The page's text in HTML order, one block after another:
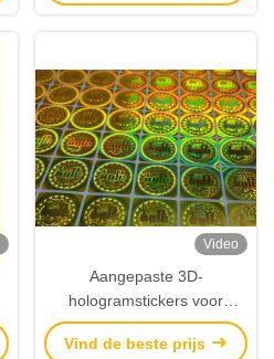
Video
Aangepaste 3D-
hologramstickers voor
beveiliging online, niet-
herbruikbare
Vind de beste prijs